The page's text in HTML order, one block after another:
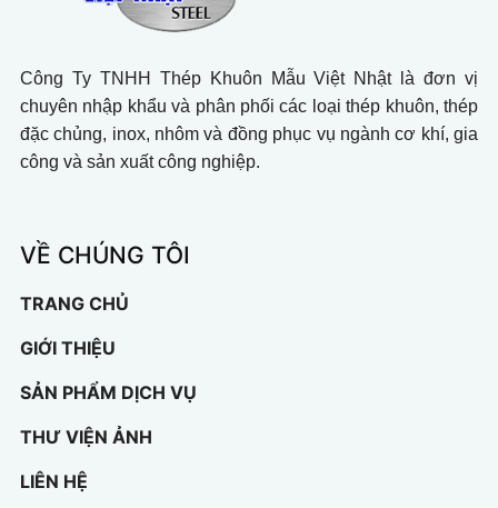
Công Ty TNHH Thép Khuôn Mẫu Việt Nhật là đơn vị
chuyên nhập khẩu và phân phối các loại thép khuôn, thép
đặc chủng, inox, nhôm và đồng phục vụ ngành cơ khí, gia
công và sản xuất công nghiệp.
VỀ CHÚNG TÔI
TRANG CHỦ
GIỚI THIỆU
SẢN PHẨM DỊCH VỤ
THƯ VIỆN ẢNH
LIÊN HỆ